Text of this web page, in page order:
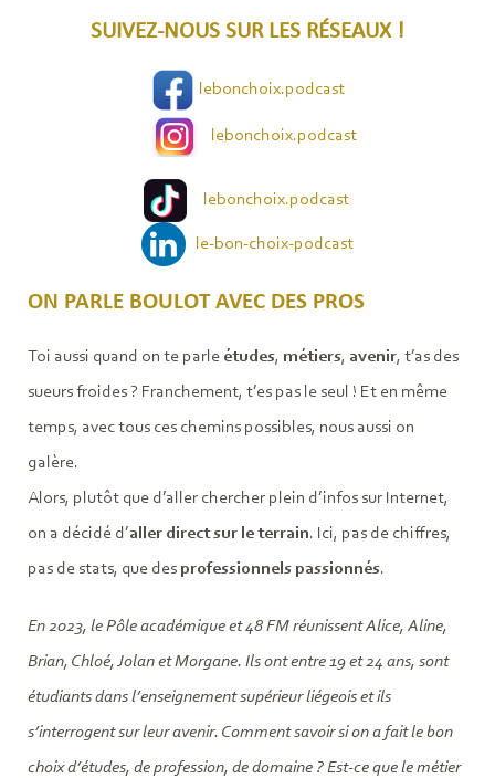
SUIVEZ-NOUS SUR LES RÉSEAUX !
lebonchoix.podcast
lebonchoix.podcast
lebonchoix.podcast
le-bon-choix-podcast
ON PARLE BOULOT AVEC DES PROS
Toi aussi quand on te parle études, métiers, avenir, t’as des
sueurs froides ? Franchement, t’es pas le seul ! Et en même
temps, avec tous ces chemins possibles, nous aussi on
galère.
Alors, plutôt que d’aller chercher plein d’infos sur Internet,
on a décidé d’aller direct sur le terrain. Ici, pas de chiffres,
pas de stats, que des professionnels passionnés.
En 2023, le Pôle académique et 48 FM réunissent Alice, Aline,
Brian, Chloé, Jolan et Morgane. Ils ont entre 19 et 24 ans, sont
étudiants dans l’enseignement supérieur liégeois et ils
s’interrogent sur leur avenir. Comment savoir si on a fait le bon
choix d’études, de profession, de domaine ? Est-ce que le métier